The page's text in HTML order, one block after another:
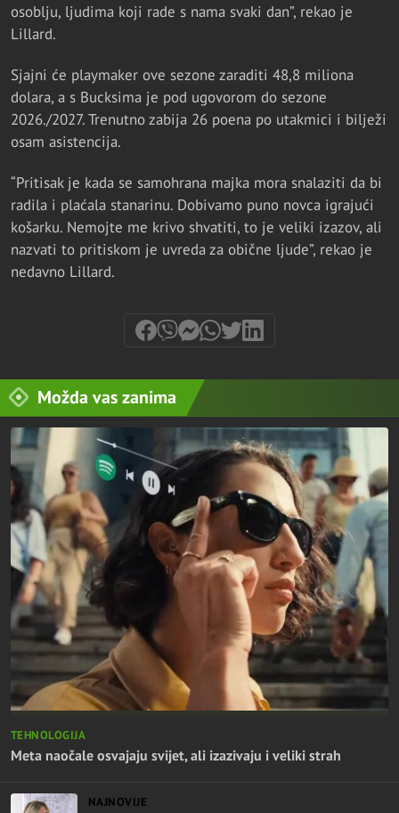
osoblju, ljudima koji rade s nama svaki dan”, rekao je
Lillard.
Sjajni će playmaker ove sezone zaraditi 48,8 miliona
dolara, a s Bucksima je pod ugovorom do sezone
2026./2027. Trenutno zabija 26 poena po utakmici i bilježi
osam asistencija.
“Pritisak je kada se samohrana majka mora snalaziti da bi
radila i plaćala stanarinu. Dobivamo puno novca igrajući
košarku. Nemojte me krivo shvatiti, to je veliki izazov, ali
nazvati to pritiskom je uvreda za obične ljude”, rekao je
nedavno Lillard.
Možda vas zanima
TEHNOLOGIJA
Meta naočale osvajaju svijet, ali izazivaju i veliki strah
NAJNOVIJE